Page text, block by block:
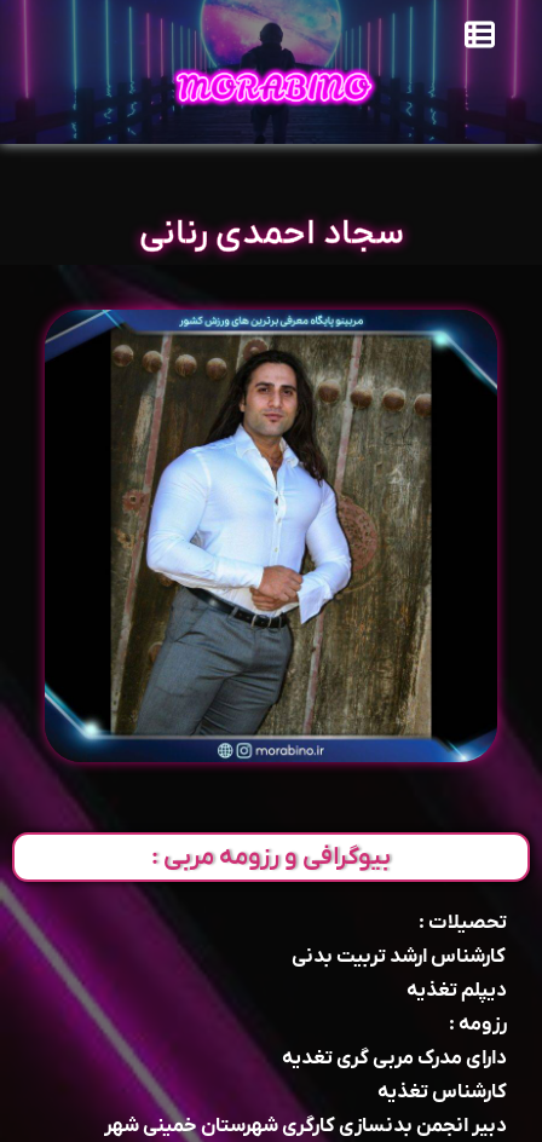
سجاد احمدی رنانی
بیوگرافی و رزومه مربی :
تحصیلات :
کارشناس ارشد تربیت بدنی
دیپلم تغذیه
رزومه :
دارای مدرک مربی گری تغدیه
کارشناس تغذیه
دبیر انجمن بدنسازی کارگری شهرستان خمینی شهر